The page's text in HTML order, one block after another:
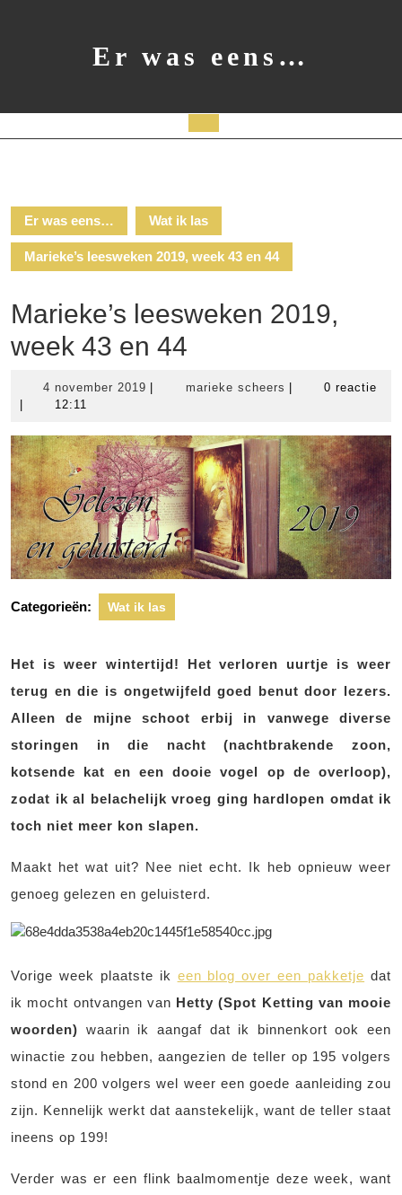
Er was eens…
Er was eens… Wat ik las
Marieke’s leesweken 2019, week 43 en 44
Marieke’s leesweken 2019,
week 43 en 44
4 november 2019 4
marieke scheers marieke0 reactie
12:11
Categorieën: Wat ik las
Het is weer wintertijd! Het verloren uurtje is weer
terug en die is ongetwijfeld goed benut door lezers.
Alleen de mijne schoot erbij in vanwege diverse
storingen in die nacht (nachtbrakende zoon,
kotsende kat en een dooie vogel op de overloop),
zodat ik al belachelijk vroeg ging hardlopen omdat ik
toch niet meer kon slapen.
Maakt het wat uit? Nee niet echt. Ik heb opnieuw weer
genoeg gelezen en geluisterd.
Vorige week plaatste ik een blog over een pakketje dat
ik mocht ontvangen van Hetty (Spot Ketting van mooie
woorden) waarin ik aangaf dat ik binnenkort ook een
winactie zou hebben, aangezien de teller op 195 volgers
stond en 200 volgers wel weer een goede aanleiding zou
zijn. Kennelijk werkt dat aanstekelijk, want de teller staat
ineens op 199!
Verder was er een flink baalmomentje deze week, want